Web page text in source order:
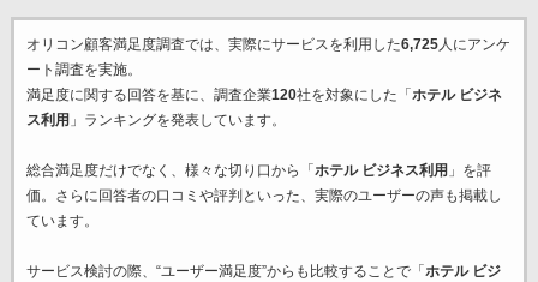
オリコン顧客満足度調査では、実際にサービスを利用した6,725人にアンケ
ート調査を実施。
満足度に関する回答を基に、調査企業120社を対象にした「 ホテル ビジネ
ス利用 」ランキングを発表しています。
総合満足度だけでなく、様々な切り口から「 ホテル ビジネス利用 」を評
価。さらに回答者の口コミや評判といった、実際のユーザーの声も掲載し
ています。
サービス検討の際、“ユーザー満足度”からも比較することで「 ホテル ビジ